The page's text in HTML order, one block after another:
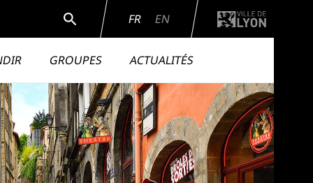
Rechercher FR EN
GROUPES ACTUALITÉS